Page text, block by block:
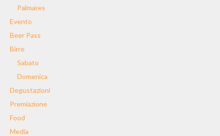
Palmares
Evento
Beer Pass
Birre
Sabato
Domenica
Degustazioni
Premiazione
Food
Media